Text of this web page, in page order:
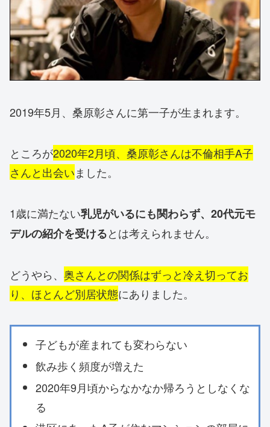
2019年5月、桑原彰さんに第一子が生まれます。
ところが2020年2月頃、桑原彰さんは不倫相手A子
さんと出会いました。
1歳に満たない乳児がいるにも関わらず、20代元モ
デルの紹介を受けるとは考えられません。
どうやら、 奥さんとの関係はずっと冷え切ってお
り、ほとんど別居状態にありました。
子どもが産まれても変わらない
飲み歩く頻度が増えた
2020年9月頃からなかなか帰ろうとしなくな
る